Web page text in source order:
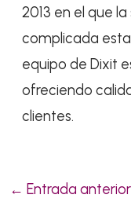
2013 en el que
complicada
equipo de Dixit
ofreciendo
clientes.
← Entrada anterior